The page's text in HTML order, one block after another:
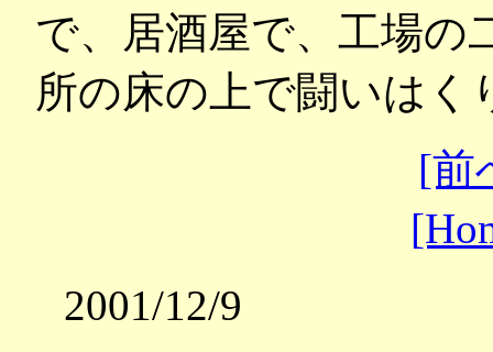
で、居酒屋で、工場の
所の床の上で闘いは
[前
2001/12/9